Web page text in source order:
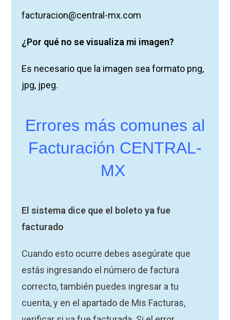
facturacion@central-mx.com
¿Por qué no se visualiza mi imagen?
Es necesario que la imagen sea formato png,
jpg, jpeg.
Errores más comunes al
Facturación CENTRAL-
MX
El sistema dice que el boleto ya fue
facturado
Cuando esto ocurre debes asegúrate que
estás ingresando el número de factura
correcto, también puedes ingresar a tu
cuenta, y en el apartado de Mis Facturas,